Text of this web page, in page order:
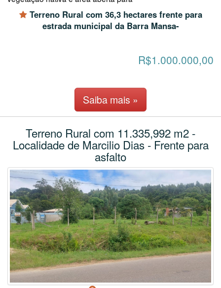
Terreno Rural com 36,3 hectares frente para
estrada municipal da Barra Mansa-
R$1.000.000,00
Saiba mais »
Terreno Rural com 11.335,992 m2 -
Localidade de Marcilio Dias - Frente para
asfalto